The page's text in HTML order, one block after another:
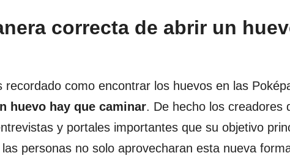
correcta de abrir un
recordado como encontrar los huevos en las
huevo hay que caminar. De hecho los creadores
y portales importantes que su objetivo
personas no solo aprovecharan esta nueva